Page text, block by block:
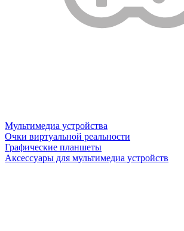
Мультимедиа устройства
Очки виртуальной реальности
Графические планшеты
Аксессуары для мультимедиа устройств